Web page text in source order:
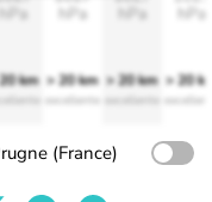
hPa
km
hPa
> 20 km
excellente
hPa
> 20 km
excellente
hPa
> 20
(France)